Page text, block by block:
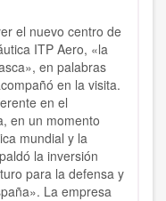
el nuevo centro de
ITP Aero, «la
en palabras
en la visita.
en el
en un momento
mundial y la
la inversión
para la defensa y
La empresa